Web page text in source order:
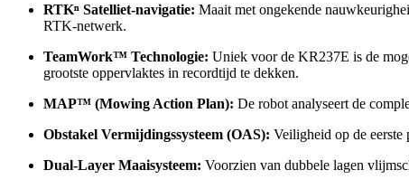
RTKⁿ Satelliet-navigatie: Maait met ongekende
RTK-netwerk.
TeamWork™ Technologie: Uniek voor de KR237E is de
grootste oppervlaktes in recordtijd te dekken.
MAP™ (Mowing Action Plan): De robot analyseert de
Obstakel Vermijdingssysteem (OAS): Veiligheid op de
Dual-Layer Maaisysteem: Voorzien van dubbele lagen